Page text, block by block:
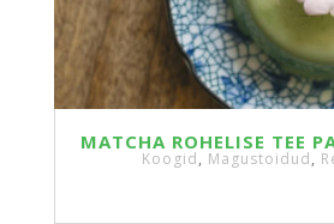
MATCHA ROHELISE TEE
Koogid, Magustoidud,